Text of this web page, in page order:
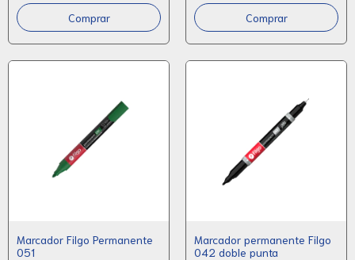
Marcador Filgo Permanente
051
Marcador permanente Filgo
042 doble punta